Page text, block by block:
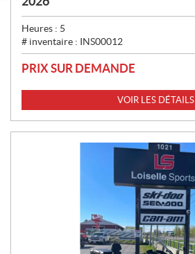
Heures : 5
# inventaire : INS00012
PRIX SUR DEMANDE
VOIR LES DÉTAILS